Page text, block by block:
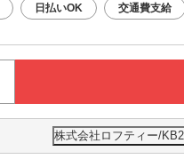
日払いOK 交通費支給
株式会社ロフティー/